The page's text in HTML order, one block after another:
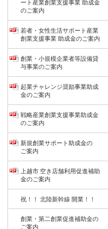
ート産業創業支援事業 助成金
のご案内
若者・女性生活サポート産業
創業支援事業 助成金のご案内
創業・小規模企業者等設備貸
与事業のご案内
起業チャレンジ奨励事業助成
金のご案内
戦略産業創業支援事業助成金
のご案内
新規創業サポート助成金の
ご案内
上越市 空き店舗利用促進補助
金のご案内
祝！！ 北陸新幹線 開業！！
創業・第二創業促進補助金の
ご案内